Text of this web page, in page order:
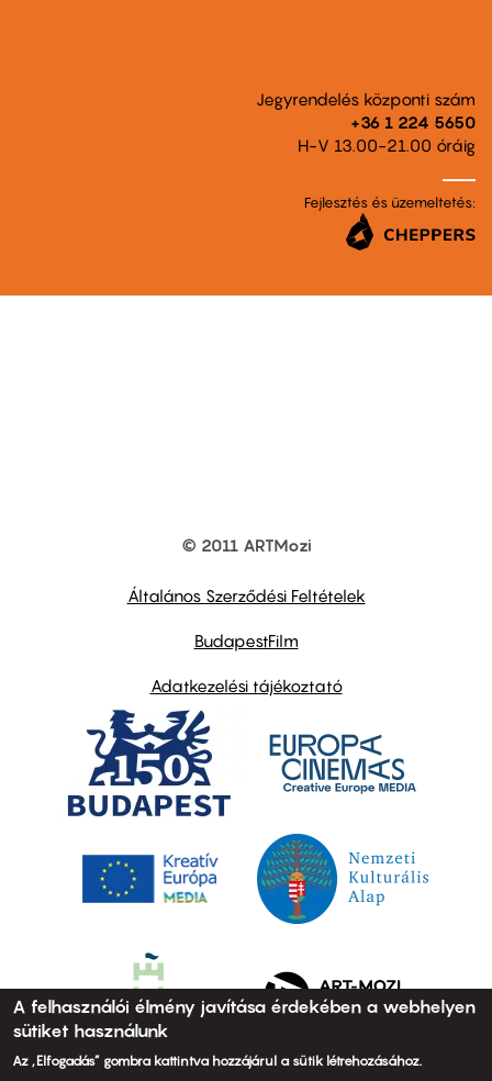
Jegyrendelés központi szám
+36 1 224 5650
H-V 13.00-21.00 óráig
Fejlesztés és üzemeltetés:
© 2011 ARTMozi
Általános Szerződési Feltételek
BudapestFilm
Adatkezelési tájékoztató
A felhasználói élmény javítása érdekében a webhelyen
sütiket használunk
Az „Elfogadás” gombra kattintva hozzájárul a sütik létrehozásához.